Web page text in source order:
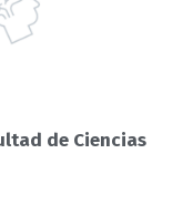
de Ciencias